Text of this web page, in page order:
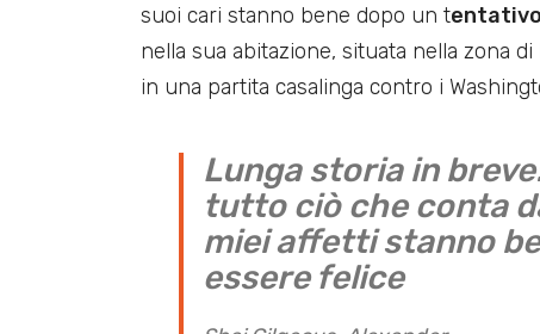
suoi cari stanno bene dopo un t
nella sua abitazione, situata nella zona
in una partita casalinga contro i
Lunga storia in
tutto ciò che conta
miei affetti stanno
essere felice